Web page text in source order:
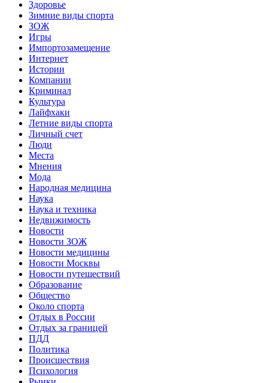
Здоровье
Зимние виды спорта
ЗОЖ
Игры
Импортозамещение
Интернет
Истории
Компании
Криминал
Культура
Лайфхаки
Летние виды спорта
Личный счет
Люди
Места
Мнения
Мода
Народная медицина
Наука
Наука и техника
Недвижимость
Новости
Новости ЗОЖ
Новости медицины
Новости Москвы
Новости путешествий
Образование
Общество
Около спорта
Отдых в России
Отдых за границей
ПДД
Политика
Происшествия
Психология